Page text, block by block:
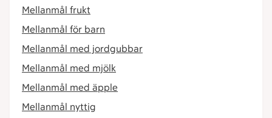
Mellanmål frukt
Mellanmål för barn
Mellanmål med jordgubbar
Mellanmål med mjölk
Mellanmål med äpple
Mellanmål nyttig